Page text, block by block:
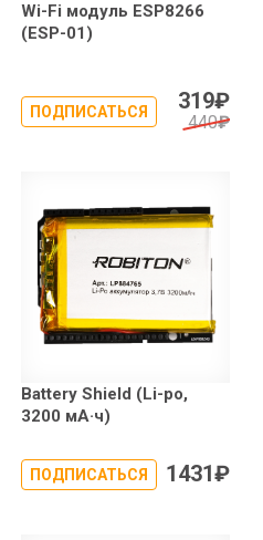
Wi-Fi модуль ESP8266
(ESP-01)
ПОДПИСАТЬСЯ 319₽
440₽
Battery Shield (Li-po,
3200 мА·ч)
ПОДПИСАТЬСЯ 1431₽